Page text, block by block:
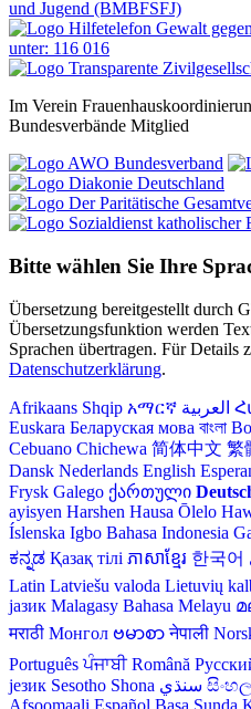
Im Verein
Bundesverbände Mitglied
Bitte wählen Sie Ihre
Übersetzung bereitgestellt durch
Übersetzungsfunktion werden
Sprachen übertragen. Für Details
Datenschutzerklärung.
Afrikaans Shqip አማርኛ العربية
Euskara Беларуская мова বাংলা
Cebuano Chichewa 简体中文 繁
Dansk Nederlands English
Frysk Galego ქართული
ayisyen Harshen Hausa Ōlelo
Íslenska Igbo Bahasa Indonesia
ಕನ್ನಡ Қазақ тілі ភាសាខ្មែរ 한국어
Latin Latviešu valoda Lietuvių
јазик Malagasy Bahasa Melayu
मराठी Монгол ဗမာစာ नेपाली
Português ਪੰਜਾਬੀ Română
језик Sesotho Shona سنڌي සිංහල
Afsoomaali Español Basa Sunda